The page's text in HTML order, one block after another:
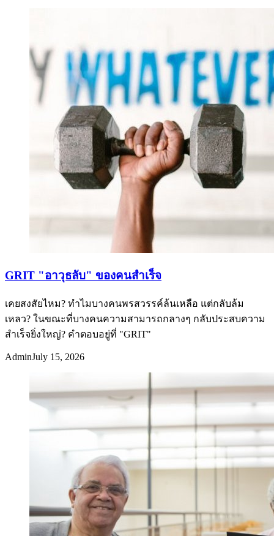
GRIT "อาวุธลับ" ของคนสำเร็จ
เคยสงสัยไหม? ทำไมบางคนพรสวรรค์ล้นเหลือ แต่กลับล้ม
เหลว? ในขณะที่บางคนความสามารถกลางๆ กลับประสบความ
สำเร็จยิ่งใหญ่? คำตอบอยู่ที่ "GRIT"
AdminJuly 15, 2026